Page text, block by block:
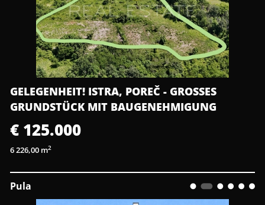
GELEGENHEIT! ISTRA, POREČ - GROSSES G
RUNDSTÜCK MIT BAUGENEHMIGUNG
€ 125.000
6 226,00 m2
Pula